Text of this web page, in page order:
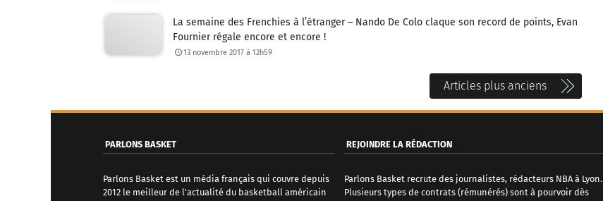
La semaine des Frenchies à l’étranger – Nando De Colo claque son record de points, Evan
Fournier régale encore et encore !
13 novembre 2017 à 12h59
a
v
g
Articles plus anciens
PARLONS BASKET
Parlons Basket est un média français qui couvre depuis
2012 le meilleur de l'actualité du basketball américain
REJOINDRE LA RÉDACTION
Parlons Basket recrute des journalistes, rédacteurs NBA à Lyon.
Plusieurs types de contrats (rémunérés) sont à pourvoir dès